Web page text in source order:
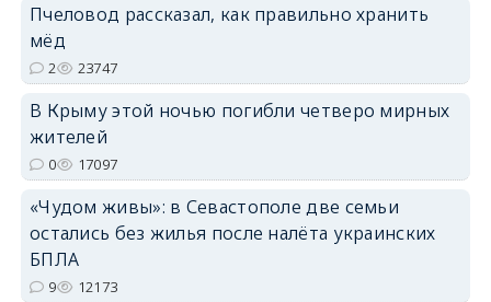
erid: 2SDnjdPjgYS
Пчеловод рассказал, как правильно хранить
мёд
2 23747
В Крыму этой ночью погибли четверо мирных
жителей
0 17097
«Чудом живы»: в Севастополе две семьи
остались без жилья после налёта украинских
БПЛА
9 12173